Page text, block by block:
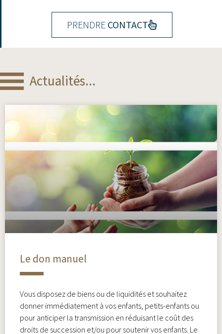
PRENDRE CONTACT
Actualités...
Le don manuel
Vous disposez de biens ou de liquidités et souhaitez
donner immédiatement à vos enfants, petits-enfants ou
pour anticiper la transmission en réduisant le coût des
droits de succession et/ou pour soutenir vos enfants. Le